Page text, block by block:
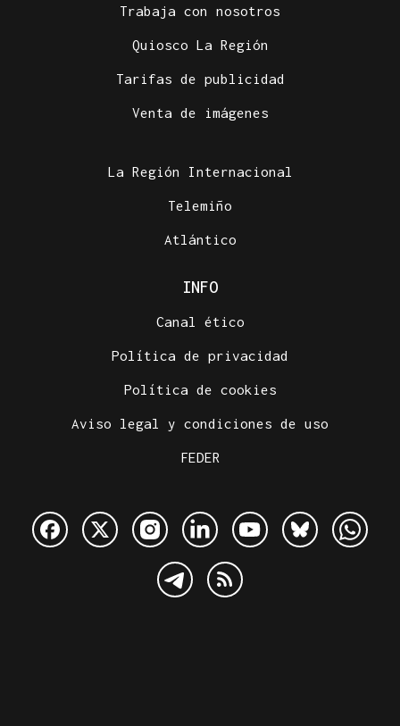
Trabaja con nosotros
Quiosco La Región
Tarifas de publicidad
Venta de imágenes
La Región Internacional
Telemiño
Atlántico
INFO
Canal ético
Política de privacidad
Política de cookies
Aviso legal y condiciones de uso
FEDER